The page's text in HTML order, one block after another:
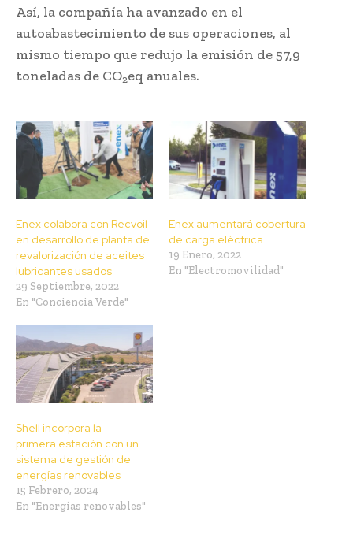
Así, la compañía ha avanzado en el
autoabastecimiento de sus operaciones, al
mismo tiempo que redujo la emisión de 57,9
toneladas de CO2eq anuales.
Enex colabora con Recvoil
en desarrollo de planta de
revalorización de aceites
lubricantes usados
29 Septiembre, 2022
En "Conciencia Verde"
Enex aumentará cobertura
de carga eléctrica
19 Enero, 2022
En "Electromovilidad"
Shell incorpora la
primera estación con un
sistema de gestión de
energías renovables
15 Febrero, 2024
En "Energías renovables"